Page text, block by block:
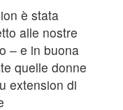
è stata
alle nostre
– e in buona
quelle donne
extension di